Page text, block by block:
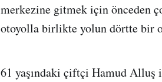
merkezine gitmek için önceden
otoyolla birlikte yolun dörtte bir
61 yaşındaki çiftçi Hamud Alluş